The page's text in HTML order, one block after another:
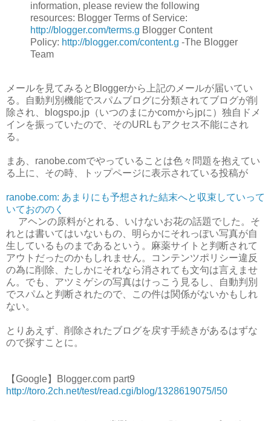
information, please review the following
resources: Blogger Terms of Service:
http://blogger.com/terms.g Blogger Content
Policy: http://blogger.com/content.g -The Blogger
Team
メールを見てみるとBloggerから上記のメールが届いてい
る。自動判別機能でスパムブログに分類されてブログが削
除され、blogspo.jp（いつのまにかcomからjpに）独自ドメ
インを振っていたので、そのURLもアクセス不能にされ
る。
まあ、ranobe.comでやっていることは色々問題を抱えてい
る上に、その時、トップページに表示されている投稿が
ranobe.com: あまりにも予想された結末へと収束していって
いておののく
アヘンの原料がとれる、いけないお花の話題でした。そ
れとは書いてはいないもの、明らかにそれっぽい写真が自
生しているものまであるという。麻薬サイトと判断されて
アウトだったのかもしれません。コンテンツポリシー違反
の為に削除、たしかにそれなら消されても文句は言えませ
ん。でも、アツミゲシの写真はけっこう見るし、自動判別
でスパムと判断されたので、この件は関係がないかもしれ
ない。
とりあえず、削除されたブログを戻す手続きがあるはずな
ので探すことに。
【Google】Blogger.com part9
http://toro.2ch.net/test/read.cgi/blog/1328619075/l50